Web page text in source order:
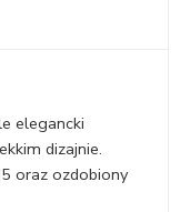
elegancki
dizajnie.
oraz ozdobiony